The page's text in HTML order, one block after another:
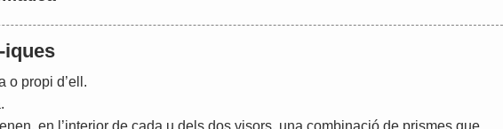
iques
o propi d’ell .
.
, en ’interior de cada u dels dos visors, una combinació de prismes que